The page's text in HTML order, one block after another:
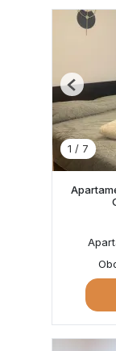
1 / 7
Previous